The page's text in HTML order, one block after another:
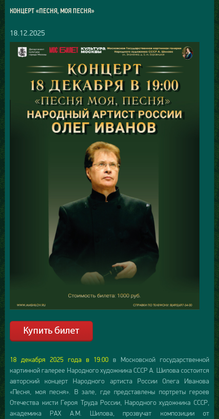
КОНЦЕРТ «ПЕСНЯ, МОЯ ПЕСНЯ»
18.12.2025
18 декабря 2025 года в 19:00 в Московской государственной
картинной галерее Народного художника СССР А. Шилова состоится
авторский концерт Народного артиста России Олега Иванова
«Песня, моя песня». В зале, где представлены портреты героев
Отечества кисти Героя Труда России, Народного художника СССР,
академика РАХ А.М. Шилова, прозвучат композиции от